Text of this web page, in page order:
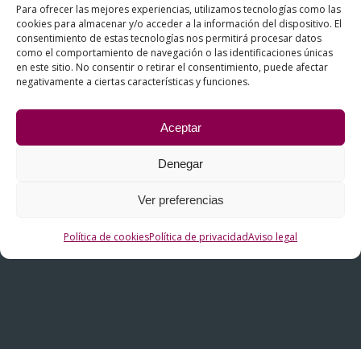
Para ofrecer las mejores experiencias, utilizamos tecnologías como las
cookies para almacenar y/o acceder a la información del dispositivo. El
consentimiento de estas tecnologías nos permitirá procesar datos
como el comportamiento de navegación o las identificaciones únicas
en este sitio. No consentir o retirar el consentimiento, puede afectar
negativamente a ciertas características y funciones.
Aceptar
Denegar
Ver preferencias
Política de cookiesPolítica de privacidadAviso legal
Sistema interno de información. Canal ético
desarrolló el proyecto ZL-2021/00596-STRUCXXI Y
durante 2022, ha desarrollado el proyecto ZL-